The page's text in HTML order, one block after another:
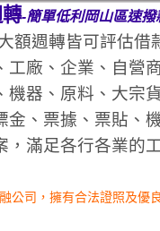
-簡單低利岡山區速撥
額週轉皆可評估借
工廠、企業、自營
機器、原料、大宗
金、票據、票貼、
，滿足各行各業的
公司，擁有合法證照及優